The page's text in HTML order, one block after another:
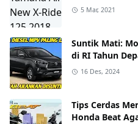
5 Mar, 2021
Suntik Mati:
di RI Tahun
16 Des, 2024
Tips Cerdas
Honda Beat